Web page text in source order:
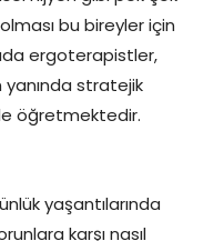
bu bireyler için
ergoterapistler,
stratejik
öğretmektedir.
yaşantılarında
karşı nasıl